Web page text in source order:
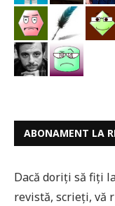
ABONAMENT LA
Dacă doriți să fiți
revistă, scrieți, vă